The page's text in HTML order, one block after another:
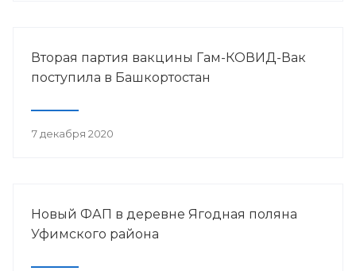
Вторая партия вакцины Гам-КОВИД-Вак
поступила в Башкортостан
7 декабря 2020
Новый ФАП в деревне Ягодная поляна
Уфимского района